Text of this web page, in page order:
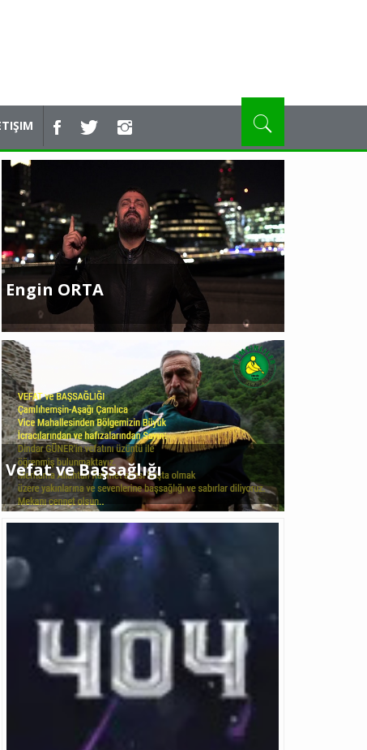
Çok Önemli.!!!
Başsağlığı
Başsağlığı
ve Teşekkür
Hemşin'de İlkez
Görüldü..
Selim TARIM
Orhan BAYRAMOĞLU
Engin ORTA
Vefat ve Başsağlığı